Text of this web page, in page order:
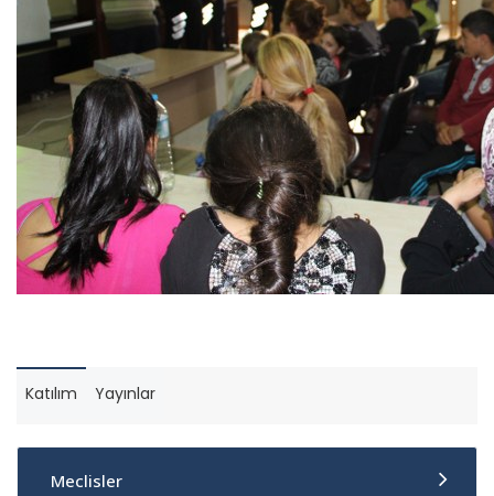
Katılım Yayınlar
Meclisler